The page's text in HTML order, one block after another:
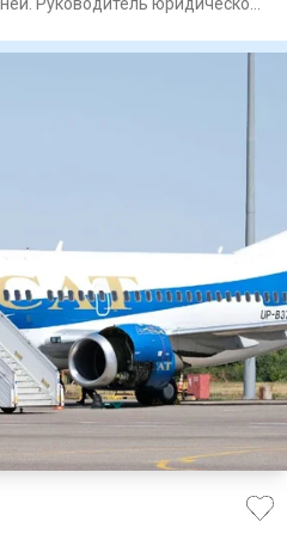
Руководитель юридической